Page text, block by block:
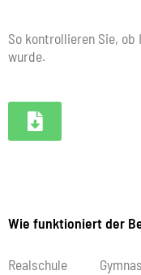
So kontrollieren Sie,
wurde.
Wie funktioniert der
Realschule